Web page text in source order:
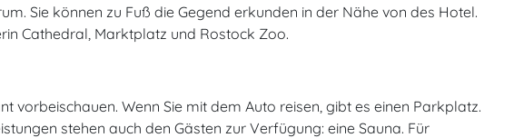
Sie können zu Fuß die Gegend erkunden in der Nähe von des Hotel.
Cathedral, Marktplatz und Rostock Zoo.
vorbeischauen. Wenn Sie mit dem Auto reisen, gibt es einen Parkplatz.
stehen auch den Gästen zur Verfügung: eine Sauna. Für